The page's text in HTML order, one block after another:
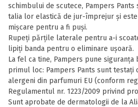
schimbului de scutece, Pampers
talia lor elastică de jur-împrejur și este
mișcare pentru a fi puși.
Rupeți părțile laterale pentru a-i
lipiți banda pentru o eliminare ușoară.
La fel ca tine, Pampers pune
primul loc: Pampers Pants sunt testați
alergeni din parfumuri EU (conform
Regulamentul nr. 1223/2009 privind
Sunt aprobate de dermatologii de la